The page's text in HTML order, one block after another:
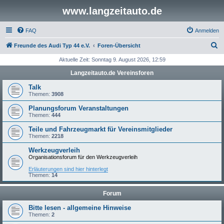
www.langzeitauto.de
FAQ Anmelden
Freunde des Audi Typ 44 e.V. Foren-Übersicht
h
Aktuelle Zeit: Sonntag 9. August 2026, 12:59
Langzeitauto.de Vereinsforen
Talk
Themen: 3908
Planungsforum Veranstaltungen
Themen: 444
Teile und Fahrzeugmarkt für Vereinsmitglieder
Themen: 2218
Werkzeugverleih
Organisationsforum für den Werkzeugverleih
Erläuterungen sind hier hinterlegt
Themen: 14
Forum
Bitte lesen - allgemeine Hinweise
Themen: 2